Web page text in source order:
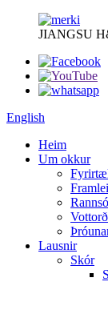
JIANGSU
English
Heim
Um okkur
Vottorð
Lausnir
Skór